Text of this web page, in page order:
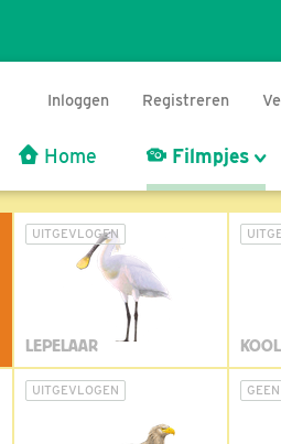
Inloggen Registreren
Home Filmpjes
UITGEVLOGEN
LEPELAAR
UITGEVLOGEN